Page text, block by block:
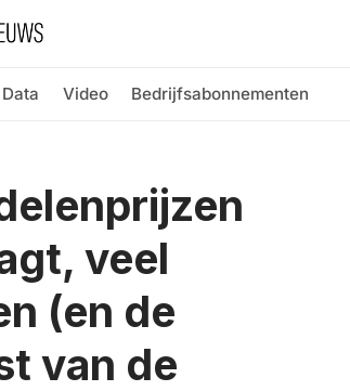
Data Video Bedrijfsabonnementen
veel
(en de
van de